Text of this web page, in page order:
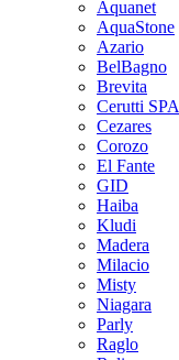
Aquanet
AquaStone
Azario
BelBagno
Brevita
Cerutti SPA
Cezares
Corozo
El Fante
GID
Haiba
Kludi
Madera
Milacio
Misty
Niagara
Parly
Raglo